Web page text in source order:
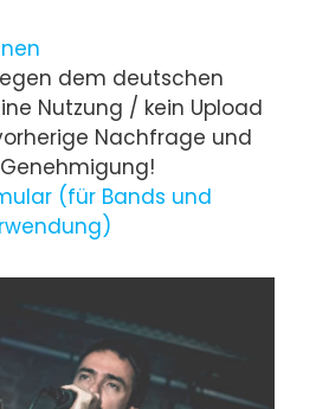
dem deutschen
Nutzung / kein Upload
Nachfrage und
(für Bands und